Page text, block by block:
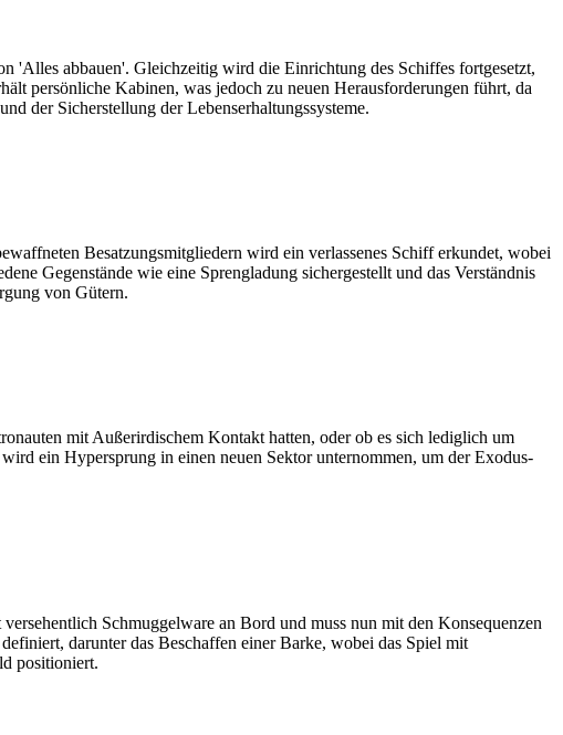
'Alles abbauen'. Gleichzeitig wird die Einrichtung des Schiffes fortgesetzt,
persönliche Kabinen, was jedoch zu neuen Herausforderungen führt, da
der Sicherstellung der Lebenserhaltungssysteme.
Besatzungsmitgliedern wird ein verlassenes Schiff erkundet, wobei
Gegenstände wie eine Sprengladung sichergestellt und das Verständnis
von Gütern.
mit Außerirdischem Kontakt hatten, oder ob es sich lediglich um
ein Hypersprung in einen neuen Sektor unternommen, um der Exodus-
Schmuggelware an Bord und muss nun mit den Konsequenzen
darunter das Beschaffen einer Barke, wobei das Spiel mit
positioniert.